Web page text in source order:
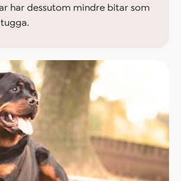
har dessutom mindre bitar som